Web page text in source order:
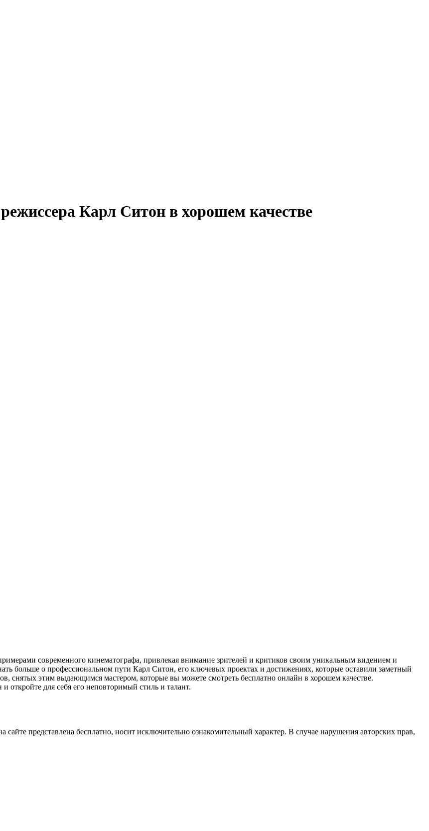
Карл Ситон в хорошем качестве
современного кинематографа, привлекая внимание зрителей и критиков своим уникальным видением и
больше о профессиональном пути Карл Ситон, его ключевых проектах и достижениях, которые оставили заметный
снятых этим выдающимся мастером, которые вы можете смотреть бесплатно онлайн в хорошем качестве.
откройте для себя его неповторимый стиль и талант.
сайте представлена бесплатно, носит исключительно ознакомительный характер. В случае нарушения авторских прав,